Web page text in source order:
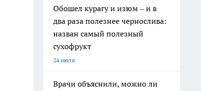
Обошел курагу и изюм – и в
два раза полезнее чернослива:
назван самый полезный
сухофрукт
24 июля
Врачи объяснили, можно ли